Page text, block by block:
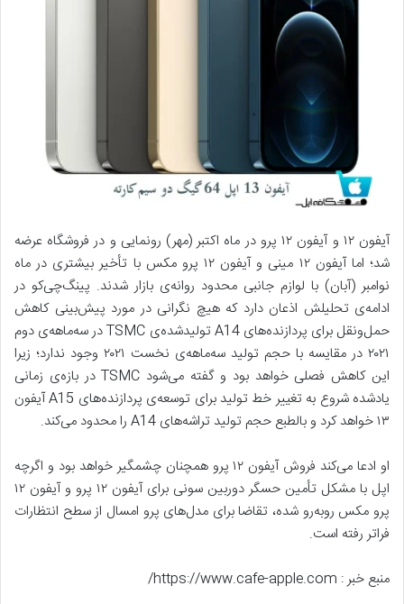
آیفون ۱۲ و آیفون ۱۲ پرو در ماه اکتبر (مهر) رونمایی و در فروشگاه عرضه
شد؛ اما آیفون ۱۲ مینی و آیفون ۱۲ پرو مکس با تأخیر بیشتری در ماه
نوامبر (آبان) با لوازم جانبی محدود روانه‌ی بازار شدند. پینگ‌چی‌کو در
ادامه‌ی تحلیلش اذعان دارد که هیچ نگرانی در مورد پیش‌بینی کاهش
حمل‌و‌نقل برای پردازنده‌های A14 تولیدشده‌ی TSMC در سه‌ماهه‌ی دوم
۲۰۲۱ در مقایسه با حجم تولید سه‌ماهه‌ی نخست ۲۰۲۱ وجود ندارد؛ زیرا
این کاهش فصلی خواهد بود و گفته می‌شود TSMC در بازه‌ی زمانی
یادشده شروع به تغییر خط تولید برای توسعه‌ی پردازنده‌های A15 آیفون
۱۳ خواهد کرد و بالطبع حجم تولید تراشه‌های A14 را محدود می‌کند.
او ادعا می‌کند فروش آیفون ۱۲ پرو همچنان چشمگیر خواهد بود و اگرچه
اپل با مشکل تأمین حسگر دوربین سونی برای آیفون ۱۲ پرو و آیفون ۱۲
پرو مکس رو‌به‌رو شده، تقاضا برای مدل‌های پرو امسال از سطح انتظارات
فراتر رفته است.
منبع خبر : https://www.cafe-apple.com/